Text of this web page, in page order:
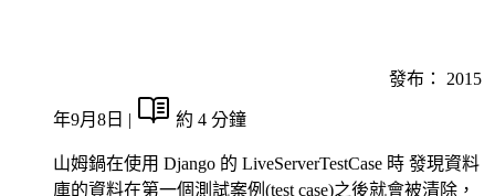
發布： 2015
年9月8日 | 約 4 分鐘
山姆鍋在使用 Django 的 LiveServerTestCase 時 發現資料
庫的資料在第一個測試案例(test case)之後就會被清除，